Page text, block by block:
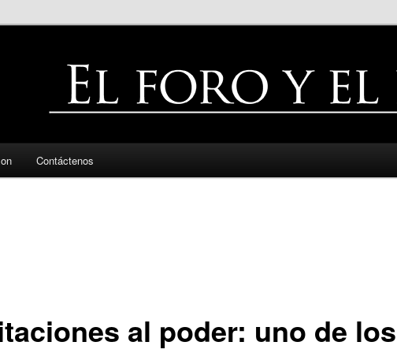
Contáctenos
al poder: uno de los